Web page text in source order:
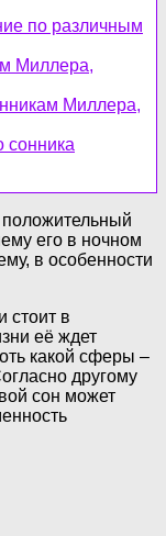
по различным
Миллера,
Миллера,
сонника
положительный
его в ночном
в особенности
стоит в
её ждет
какой сферы –
другому
сон может